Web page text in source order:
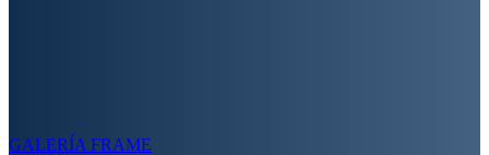
GALERÍA FRAME